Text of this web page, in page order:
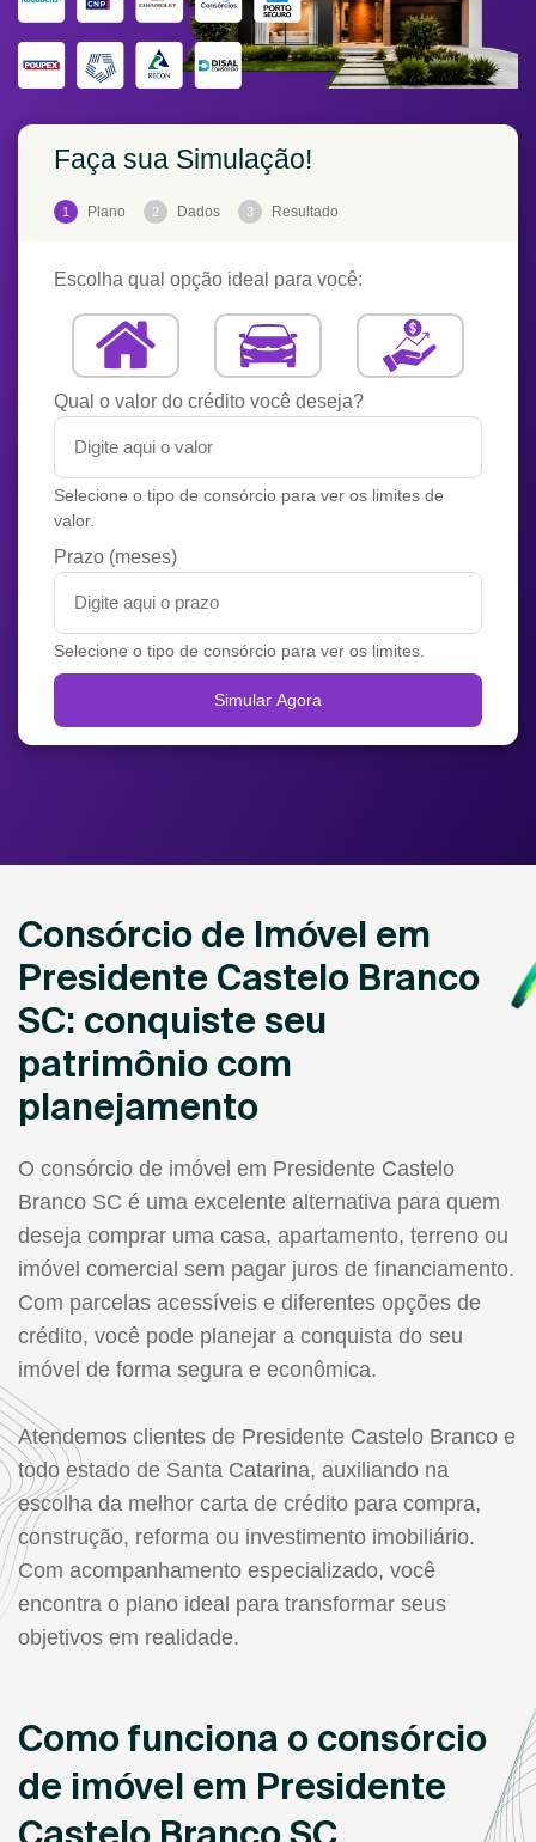
Faça sua Simulação!
1 Plano 2 Dados 3 Resultado
Escolha qual opção ideal para você:
Qual o valor do crédito você deseja?
Selecione o tipo de consórcio para ver os limites de
valor.
Prazo (meses)
Selecione o tipo de consórcio para ver os limites.
Simular Agora
Consórcio de Imóvel em
Presidente Castelo Branco
SC: conquiste seu
patrimônio com
planejamento
O consórcio de imóvel em Presidente Castelo
Branco SC é uma excelente alternativa para quem
deseja comprar uma casa, apartamento, terreno ou
imóvel comercial sem pagar juros de financiamento.
Com parcelas acessíveis e diferentes opções de
crédito, você pode planejar a conquista do seu
imóvel de forma segura e econômica.
Atendemos clientes de Presidente Castelo Branco e
todo estado de Santa Catarina, auxiliando na
escolha da melhor carta de crédito para compra,
construção, reforma ou investimento imobiliário.
Com acompanhamento especializado, você
encontra o plano ideal para transformar seus
objetivos em realidade.
Como funciona o consórcio
de imóvel em Presidente
Castelo Branco SC